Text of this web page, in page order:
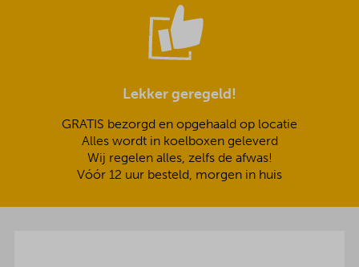
Lekker geregeld!
GRATIS bezorgd en opgehaald op locatie
Alles wordt in koelboxen geleverd
Wij regelen alles, zelfs de afwas!
Vóór 12 uur besteld, morgen in huis